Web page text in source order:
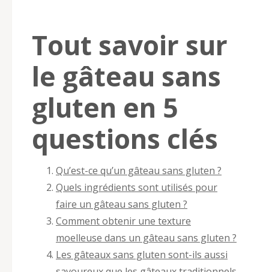
Tout savoir sur
le gâteau sans
gluten en 5
questions clés
Qu’est-ce qu’un gâteau sans gluten ?
Quels ingrédients sont utilisés pour
faire un gâteau sans gluten ?
Comment obtenir une texture
moelleuse dans un gâteau sans gluten ?
Les gâteaux sans gluten sont-ils aussi